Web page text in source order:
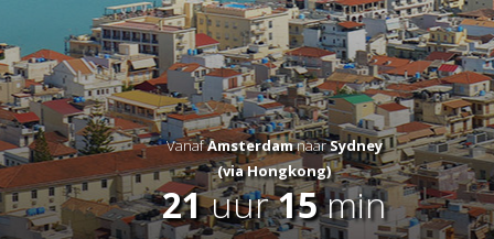
VanafAmsterdamnaarSydney
(via Hongkong)
21uur15min